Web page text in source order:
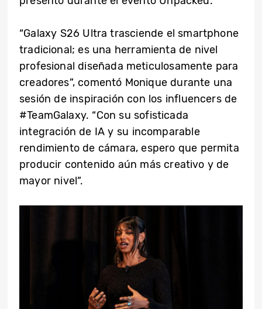
“Galaxy S26 Ultra trasciende el smartphone
tradicional; es una herramienta de nivel
profesional diseñada meticulosamente para
creadores”, comentó Monique durante una
sesión de inspiración con los influencers de
#TeamGalaxy. “Con su sofisticada
integración de IA y su incomparable
rendimiento de cámara, espero que permita
producir contenido aún más creativo y de
mayor nivel”.